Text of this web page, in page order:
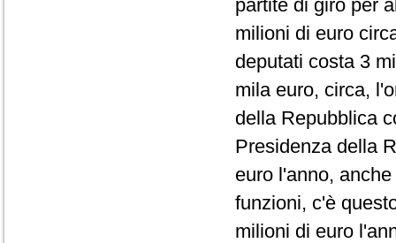
partite di giro per
milioni di euro
deputati costa 3
mila euro, circa,
della Repubblica
Presidenza della
euro l'anno,
funzioni, c'è
milioni di euro